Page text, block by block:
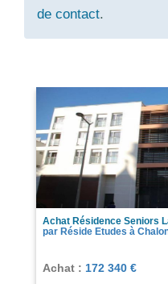
de contact.
Achat Résidence Seniors
par Réside Etudes à
Achat : 172 340 €